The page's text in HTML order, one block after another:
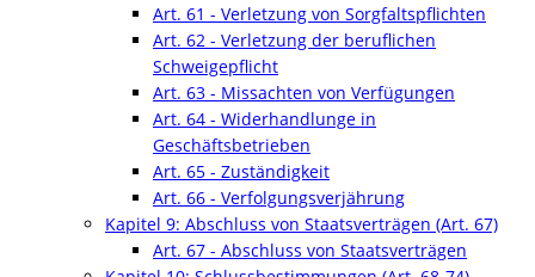
Art. 61 - Verletzung von Sorgfaltspflichten
Art. 62 - Verletzung der beruflichen
Schweigepflicht
Art. 63 - Missachten von Verfügungen
Art. 64 - Widerhandlunge in
Geschäftsbetrieben
Art. 65 - Zuständigkeit
Art. 66 - Verfolgungsverjährung
Kapitel 9: Abschluss von Staatsverträgen (Art. 67)
Art. 67 - Abschluss von Staatsverträgen